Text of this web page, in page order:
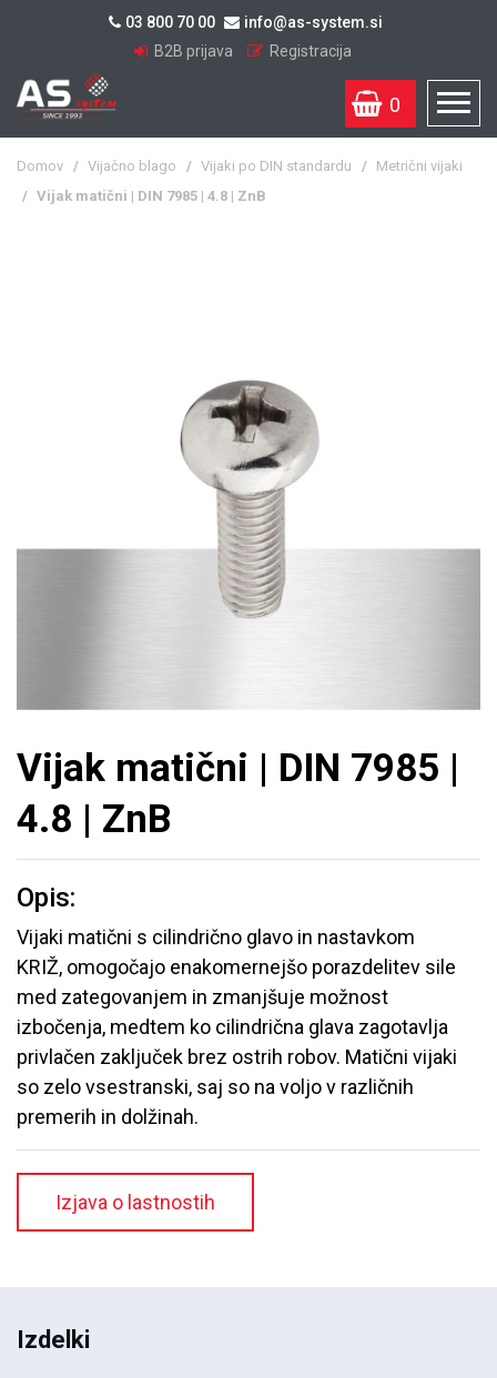
03 800 70 00
info@as-system.si
B2B prijava
Registracija
0
Domov / Vijačno blago / Vijaki po DIN standardu / Metrični vijaki
/ Vijak matični | DIN 7985 | 4.8 | ZnB
Vijak matični | DIN 7985 |
4.8 | ZnB
Opis:
Vijaki matični s cilindrično glavo in nastavkom
KRIŽ, omogočajo enakomernejšo porazdelitev sile
med zategovanjem in zmanjšuje možnost
izbočenja, medtem ko cilindrična glava zagotavlja
privlačen zaključek brez ostrih robov. Matični vijaki
so zelo vsestranski, saj so na voljo v različnih
premerih in dolžinah.
Izjava o lastnostih
Izdelki